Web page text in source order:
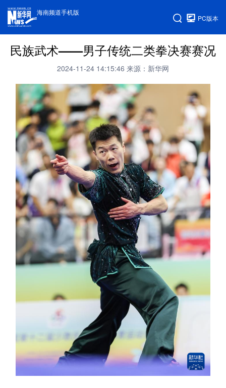
海南频道手机版
PC版本
民族武术——男子传统二类拳决赛赛况
2024-11-24 14:15:46 来源：新华网